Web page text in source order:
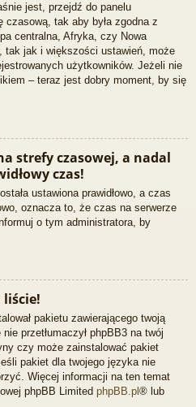
jest, przejdź do panelu
tak aby była zgodna z
centralna, Afryka, czy Nowa
tak jak i większości ustawień, może
użytkowników. Jeżeli nie
– teraz jest dobry moment, by się
strefy czasowej, a nadal
czas!
ustawiona prawidłowo, a czas
oznacza to, że czas na serwerze
o tym administratora, by
liście!
pakietu zawierającego twoją
przetłumaczył phpBB3 na twój
czy może zainstalować pakiet
pakiet dla twojego języka nie
Więcej informacji na ten temat
phpBB Limited phpBB.pl ® lub